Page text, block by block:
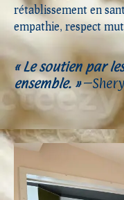
rétablissement en
empathie, respect
« Le soutien par
ensemble. »